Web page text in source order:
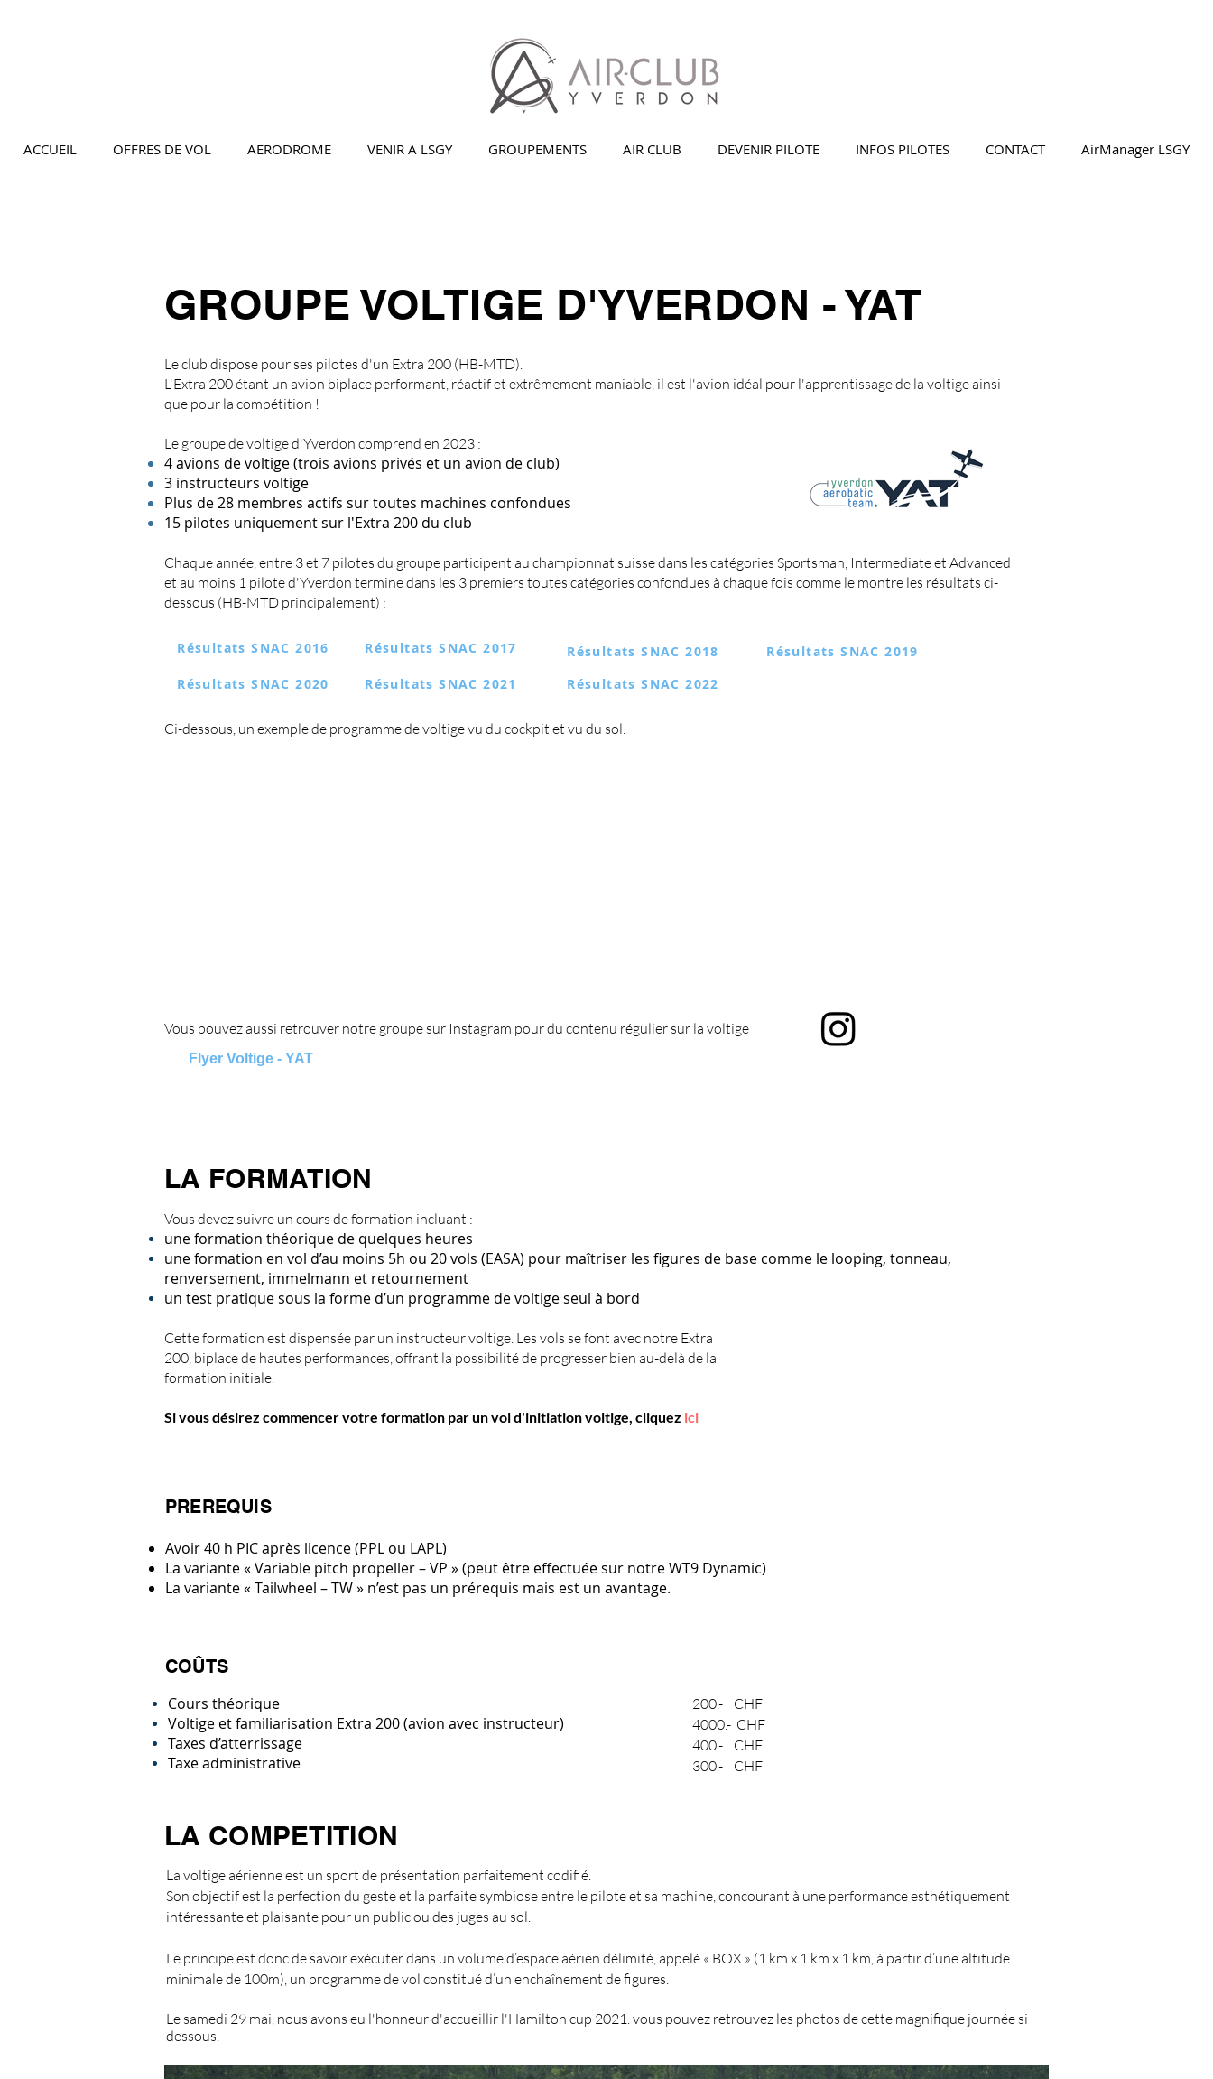
ACCUEIL OFFRES DE VOL AERODROME VENIR A LSGY GROUPEMENTS AIR CLUB DEVENIR PILOTE INFOS PILOTES CONTACT AirManager LSGY
GROUPE VOLTIGE D'YVERDON - YAT
Le club dispose pour ses pilotes d'un Extra 200 (HB-MTD).
L'Extra 200 étant un avion biplace performant, réactif et extrêmement maniable, il est l'avion idéal pour l'apprentissage de la voltige ainsi
que pour la compétition !
Le groupe de voltige d'Yverdon comprend en 2023 :
4 avions de voltige (trois avions privés et un avion de club)
3 instructeurs voltige
Plus de 28 membres actifs sur toutes machines confondues
15 pilotes uniquement sur l'Extra 200 du club
Chaque année, entre 3 et 7 pilotes du groupe participent au championnat suissedans les catégories Sportsman, Intermediate et Advanced
et au moins 1 pilote d'Yverdon termine dans les 3 premiers toutes catégories confondues à chaque fois comme le montre les résultats ci-
dessous (HB-MTD principalement) :
Résultats SNAC 2016 Résultats SNAC 2017
Résultats SNAC 2020 Résultats SNAC 2021
Résultats SNAC 2018
Résultats SNAC 2019
Résultats SNAC 2022
Ci-dessous, un exemple de programme de voltige vu du cockpit et vu du sol.
Vous pouvez aussi retrouver notre groupe sur Instagram pour du contenu régulier sur la voltige
Flyer Voltige - YAT
LA FORMATION
Vous devez suivre un cours de formation incluant :
une formation théorique de quelques heures
une formation en vol d’au moins 5h ou 20 vols (EASA) pour maîtriser les figures de base comme le looping, tonneau,
renversement, immelmann et retournement
un test pratique sous la forme d’un programme de voltige seul à bord
Cette formation est dispensée par un instructeur voltige. Les vols se font avec notre Extra
200, biplace de hautes performances, offrant la possibilité de progresser bien au-delà de la
formation initiale.
Si vous désirez commencer votre formation par un vol d'initiation voltige, cliquez ici
PREREQUIS
Avoir 40 h PIC après licence (PPL ou LAPL)
La variante « Variable pitch propeller – VP » (peut être effectuée sur notre WT9 Dynamic)
La variante « Tailwheel – TW » n’est pas un prérequis mais est un avantage.
COÛTS
Cours théorique
Voltige et familiarisation Extra 200 (avion avec instructeur)
Taxes d’atterrissage
Taxe administrative
200.- CHF
4000.- CHF
400.- CHF
300.- CHF
LA COMPETITION
La voltige aérienne est un sport de présentation parfaitement codifié.
Son objectif est la perfection du geste et la parfaite symbiose entre le pilote et sa machine, concourant à une performance esthétiquement
intéressante et plaisante pour un public ou des juges au sol.
Le principe est donc de savoir exécuter dans un volume d’espace aérien délimité, appelé « BOX » (1 km x 1 km x 1 km, à partir d’une altitude
minimale de 100m), un programme de vol constitué d’un enchaînement de figures.
Le samedi 29 mai, nous avons eu l'honneur d'accueillir l'Hamilton cup 2021. vous pouvez retrouvez les photos de cette magnifique journée si
dessous.